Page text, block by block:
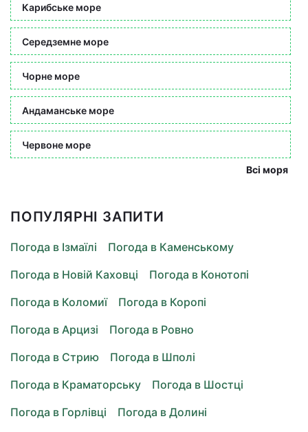
Карибське море
Середземне море
Чорне море
Андаманське море
Червоне море
Всі моря
ПОПУЛЯРНІ ЗАПИТИ
Погода в Ізмаїлі
Погода в Каменському
Погода в Новій Каховці
Погода в Конотопі
Погода в Коломиї
Погода в Коропі
Погода в Арцизі
Погода в Ровно
Погода в Стрию
Погода в Шполі
Погода в Краматорську
Погода в Шостці
Погода в Горлівці
Погода в Долині